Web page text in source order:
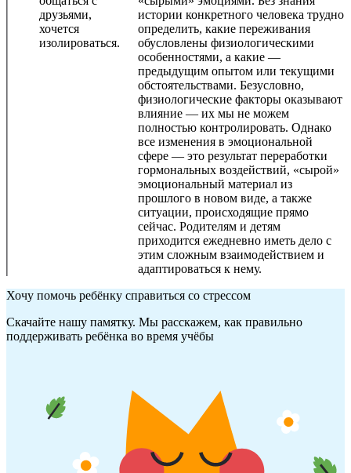
друзьями,
хочется
изолироваться.
истории конкретного человека трудно
определить, какие переживания
обусловлены физиологическими
особенностями, а какие —
предыдущим опытом или текущими
обстоятельствами. Безусловно,
физиологические факторы оказывают
влияние — их мы не можем
полностью контролировать. Однако
все изменения в эмоциональной
сфере — это результат переработки
гормональных воздействий, «сырой»
эмоциональный материал из
прошлого в новом виде, а также
ситуации, происходящие прямо
сейчас. Родителям и детям
приходится ежедневно иметь дело с
этим сложным взаимодействием и
адаптироваться к нему.
Хочу помочь ребёнку справиться со стрессом
Скачайте нашу памятку. Мы расскажем, как правильно
поддерживать ребёнка во время учёбы